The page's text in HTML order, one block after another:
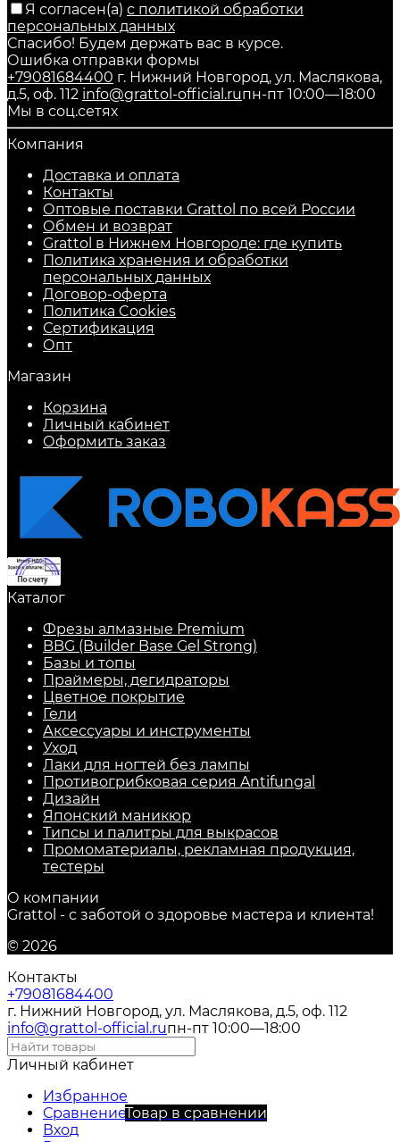
Я согласен(a) с политикой обработки
персональных данных
Спасибо! Будем держать вас в курсе.
Ошибка отправки формы
+79081684400 г. Нижний Новгород, ул. Маслякова,
д.5, оф. 112 info@grattol-official.ruпн-пт 10:00—18:00
Мы в соц.сетях
Компания
Доставка и оплата
Контакты
Оптовые поставки Grattol по всей России
Обмен и возврат
Grattol в Нижнем Новгороде: где купить
Политика хранения и обработки
персональных данных
Договор-оферта
Политика Cookies
Сертификация
Опт
Магазин
Корзина
Личный кабинет
Оформить заказ
Каталог
Фрезы алмазные Premium
BBG (Builder Base Gel Strong)
Базы и топы
Праймеры, дегидраторы
Цветное покрытие
Гели
Аксессуары и инструменты
Уход
Лаки для ногтей без лампы
Противогрибковая серия Antifungal
Дизайн
Японский маникюр
Типсы и палитры для выкрасов
Промоматериалы, рекламная продукция,
тестеры
О компании
Grattol - с заботой о здоровье мастера и клиента!
© 2026
Контакты
+79081684400
г. Нижний Новгород, ул. Маслякова, д.5, оф. 112
info@grattol-official.ruпн-пт 10:00—18:00
Личный кабинет
Избранное
СравнениеТовар в сравнении
Вход